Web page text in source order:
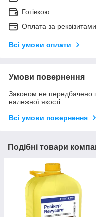
Готівкою
Оплата за реквізитами
Всі умови оплати
Умови повернення
Законом не передбачено
належної якості
Всі умови повернення
Подібні товари